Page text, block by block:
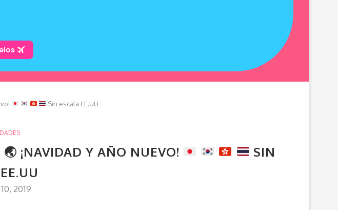
Sin escala EE.UU
🌏 ¡NAVIDAD Y AÑO NUEVO!
SIN
2019